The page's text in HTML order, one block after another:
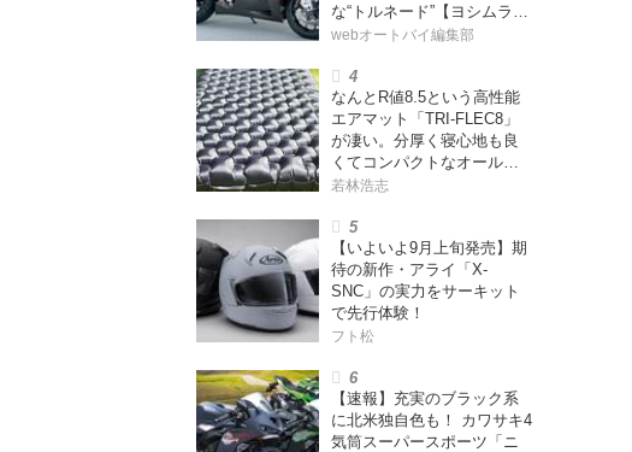
な“トルネード”【ヨシムラ
伝】
webオートバイ編集部
なんとR値8.5という高性能
エアマット「TRI-FLEC8」
が凄い。分厚く寝心地も良
くてコンパクトなオールシ
ーズン対応マットを試して
ー・カブカブ・ダイアリー
ズ Vol.385〉
若林浩志
【いよいよ9月上旬発売】期
待の新作・アライ「X-
SNC」の実力をサーキット
で先行体験！
フト松
【速報】充実のブラック系
に北米独自色も！ カワサキ4
気筒スーパースポーツ「ニ